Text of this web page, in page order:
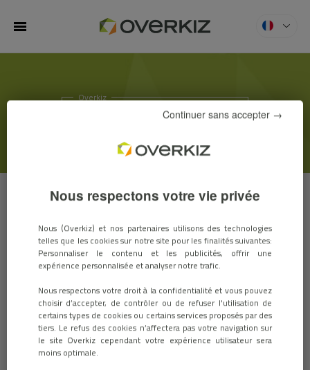
MENU
Overkiz
ACTUS & SALONS
SALONS
Nouveau Design Minibox
20 septembre 2018 / INNOVATION PRODUITS
Nous respectons votre vie privée
Nous (Overkiz) et nos partenaires utilisons des technologies
telles que les cookies sur notre site pour les finalités suivantes:
Personnaliser le contenu et les publicités, offrir une
expérience personnalisée et analyser notre trafic.
Nous respectons votre droit à la confidentialité et vous pouvez
choisir d’accepter, de contrôler ou de refuser l'utilisation de
certains types de cookies ou certains services proposés par des
tiers. Le refus des cookies n’affectera pas votre navigation sur
le site Overkiz cependant votre expérience utilisateur sera
moins optimale.
Continuer sans accepter →